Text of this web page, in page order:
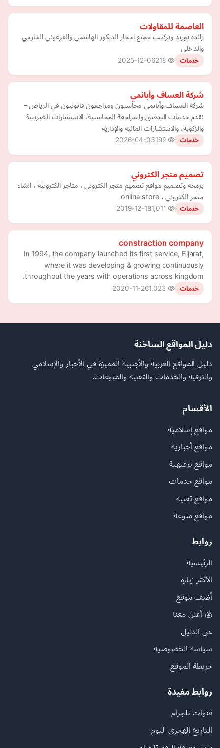
العاصمة للمقاولات
رائدة توريد وتركيب جميع احجار الديكور الهاشمي والفرعوني الخارجي
والداخلي
خدمات 2025-12-06
شركة العساف وأبانمي
شركة العساف وأبانمي محاسبون ومراجعون قانونيون في الرياض –
نقدم خدمات التدقيق والمراجعة المحاسبية، الاستشارات الضريبية
والزكوية، والاستشارات المالية والإدارية
خدمات 2026-04-03
تصميم متجر الكتروني
برمجة وتصميم مواقع تصميم متجر الكتروني ، متاجر الكترونية ، انشاء
متجر الكتروني ، online store
خدمات 2019-12-18
constraction company
In 1994, the company launched its first service, Eijarat,
where it was developing & growing continuously
throughout the years with operations across kingdom.
خدمات 2020-11-26
دليل المواقع الساخنة
دليل المواقع العربية والأجنبية المميزة في الأخبار والإسلامي
والترفيه والخدمات والتقنية والمنوعات.
الأقسام
مواقع إسلامية
مواقع أخبارية
مواقع ترفيهية
مواقع خدمات
مواقع تقنية
مواقع منوعة
روابط
الرئيسية
الأكثر زيارة
أضف موقع
💰 أعلن معنا
عن الدليل
سياسة الخصوصية
خريطة الموقع
روابط مفيدة
قنوات تلجرام
التاريخ الهجري اليوم